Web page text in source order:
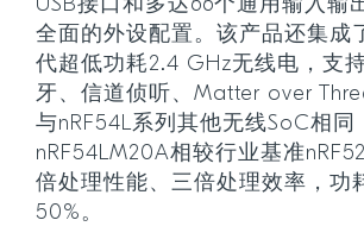
USB接口和多达66个通用输入输
全面的外设配置。该产品还集成
代超低功耗2.4 GHz无线电，支
牙、信道侦听、Matter over
与nRF54L系列其他无线SoC相同
nRF54LM20A相较行业基准
倍处理性能、三倍处理效率，功
50%。